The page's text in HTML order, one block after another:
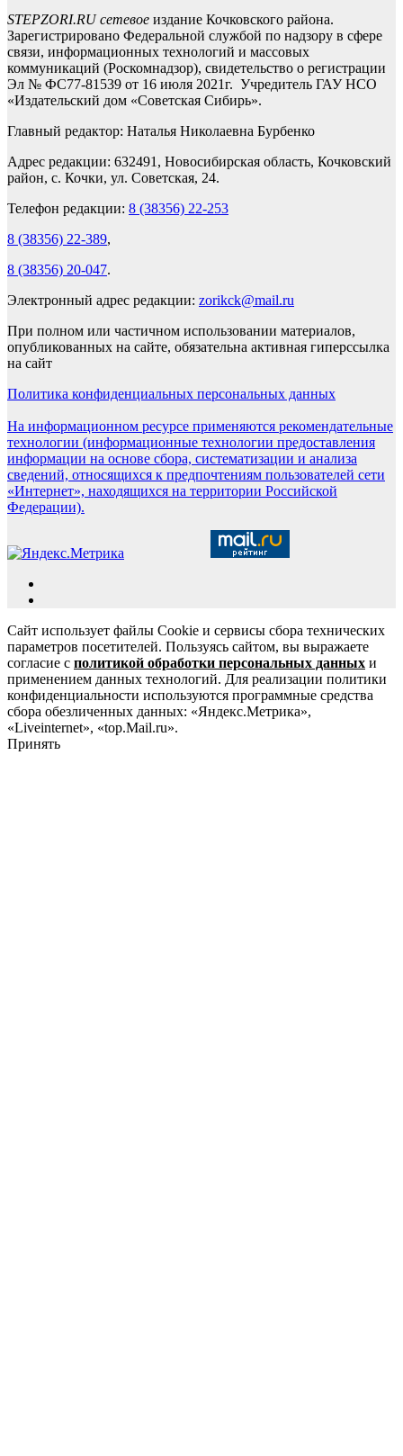
STEPZORI.RU сетевое издание Кочковского района.
Зарегистрировано Федеральной службой по надзору в сфере
связи, информационных технологий и массовых
коммуникаций (Роскомнадзор), свидетельство о регистрации
Эл № ФС77-81539 от 16 июля 2021г. Учредитель ГАУ НСО
«Издательский дом «Советская Сибирь».
Главный редактор: Наталья Николаевна Бурбенко
Адрес редакции: 632491, Новосибирская область, Кочковский
район, с. Кочки, ул. Советская, 24.
Телефон редакции: 8 (38356) 22-253
8 (38356) 22-389,
8 (38356) 20-047.
Электронный адрес редакции: zorikck@mail.ru
При полном или частичном использовании материалов,
опубликованных на сайте, обязательна активная гиперссылка
на сайт
Политика конфиденциальных персональных данных
На информационном ресурсе применяются рекомендательные
технологии (информационные технологии предоставления
информации на основе сбора, систематизации и анализа
сведений, относящихся к предпочтениям пользователей сети
«Интернет», находящихся на территории Российской
Федерации).
Сайт использует файлы Cookie и сервисы сбора технических
параметров посетителей. Пользуясь сайтом, вы выражаете
согласие с политикой обработки персональных данных и
применением данных технологий. Для реализации политики
конфиденциальности используются программные средства
сбора обезличенных данных: «Яндекс.Метрика»,
«Liveinternet», «top.Mail.ru».
Принять